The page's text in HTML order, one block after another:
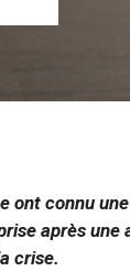
connu
après une
crise.